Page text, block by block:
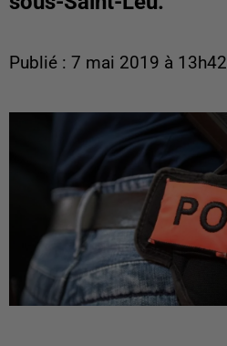
Publié : 7 mai 2019 à 13h42